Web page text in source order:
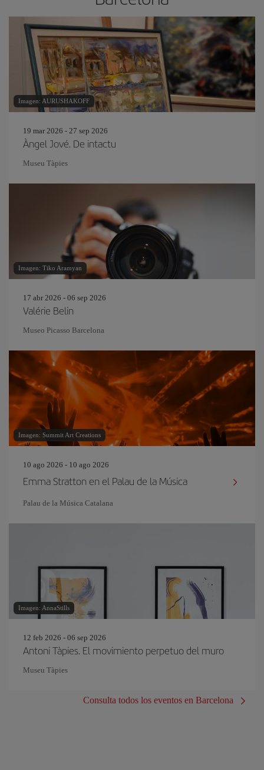
Imagen: AURUSHAKOFF
19 mar 2026 - 27 sep 2026
Àngel Jové. De intactu
Museu Tàpies
Imagen: Tiko Aramyan
17 abr 2026 - 06 sep 2026
Valérie Belin
Museo Picasso Barcelona
Imagen: Summit Art Creations
10 ago 2026 - 10 ago 2026
Emma Stratton en el Palau de la Música
Palau de la Música Catalana
Imagen: AnnaStills
12 feb 2026 - 06 sep 2026
Antoni Tàpies. El movimiento perpetuo del muro
Museu Tàpies
Consulta todos los eventos en Barcelona